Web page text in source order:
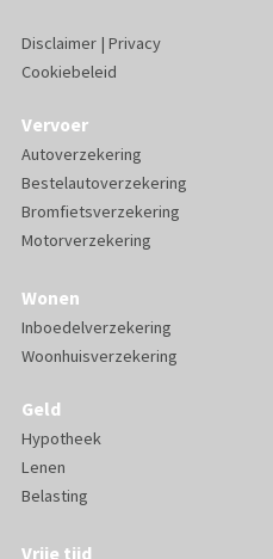
Disclaimer| Privacy
Cookiebeleid
Vervoer
Autoverzekering
Bestelautoverzekering
Bromfietsverzekering
Motorverzekering
Wonen
Inboedelverzekering
Woonhuisverzekering
Geld
Hypotheek
Lenen
Belasting
Vrije tijd